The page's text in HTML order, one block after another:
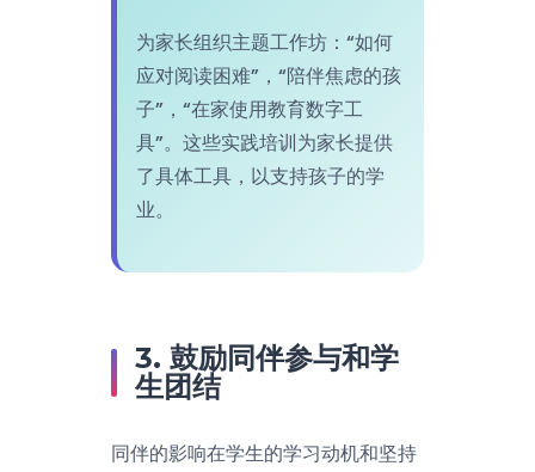
为家长组织主题工作坊：“如何
应对阅读困难”，“陪伴焦虑的孩
子”，“在家使用教育数字工
具”。这些实践培训为家长提供
了具体工具，以支持孩子的学
业。
3. 鼓励同伴参与和学
生团结
同伴的影响在学生的学习动机和坚持